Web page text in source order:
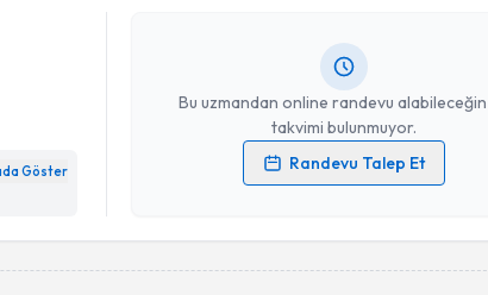
Göster
Bu uzmandan online randevu
takvimi bulunmuyor.
Randevu Talep Et
Kişisel verilerimin işlenmesine ilişkinAydınlatma
işlenmesini kabul ediyorum.